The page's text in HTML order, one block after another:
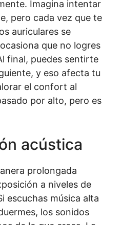
Imagina intentar
pero cada vez que te
auriculares se
que no logres
final, puedes sentirte
y eso afecta tu
el confort al
por alto, pero es
acústica
prolongada
a niveles de
escuchas música alta
los sonidos